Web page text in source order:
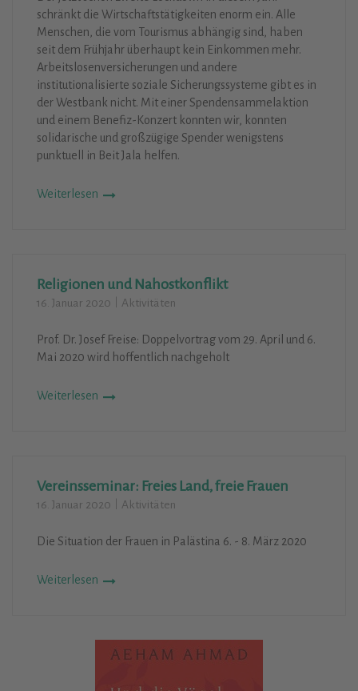
schränkt die Wirtschaftstätigkeiten enorm ein. Alle
Menschen, die vom Tourismus abhängig sind, haben
seit dem Frühjahr überhaupt kein Einkommen mehr.
Arbeitslosenversicherungen und andere
institutionalisierte soziale Sicherungssysteme gibt es in
der Westbank nicht. Mit einer Spendensammelaktion
und einem Benefiz-Konzert konnten wir, konnten
solidarische und großzügige Spender wenigstens
punktuell in Beit Jala helfen.
Weiterlesen
Religionen und Nahostkonflikt
16. Januar 2020 Aktivitäten
Prof. Dr. Josef Freise: Doppelvortrag vom 29. April und 6.
Mai 2020 wird hoffentlich nachgeholt
Weiterlesen
Vereinsseminar: Freies Land, freie Frauen
16. Januar 2020 Aktivitäten
Die Situation der Frauen in Palästina 6. - 8. März 2020
Weiterlesen